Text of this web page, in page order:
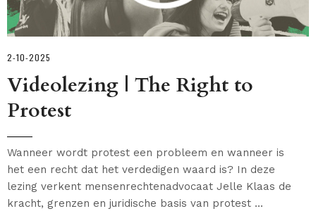
2-10-2025
Videolezing | The Right to
Protest
Wanneer wordt protest een probleem en wanneer is
het een recht dat het verdedigen waard is? In deze
lezing verkent mensenrechtenadvocaat Jelle Klaas de
kracht, grenzen en juridische basis van protest ...